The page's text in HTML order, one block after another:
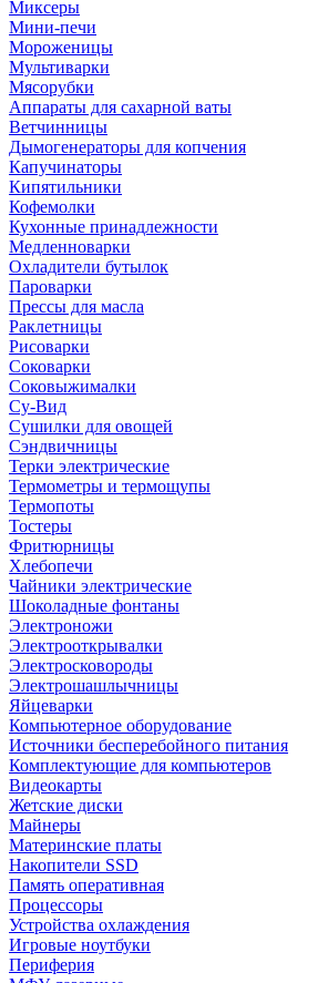
Миксеры
Мини-печи
Мороженицы
Мультиварки
Мясорубки
Аппараты для сахарной ваты
Ветчинницы
Дымогенераторы для копчения
Капучинаторы
Кипятильники
Кофемолки
Кухонные принадлежности
Медленноварки
Охладители бутылок
Пароварки
Прессы для масла
Раклетницы
Рисоварки
Соковарки
Соковыжималки
Су-Вид
Сушилки для овощей
Сэндвичницы
Терки электрические
Термометры и термощупы
Термопоты
Тостеры
Фритюрницы
Хлебопечи
Чайники электрические
Шоколадные фонтаны
Электроножи
Электрооткрывалки
Электросковороды
Электрошашлычницы
Яйцеварки
Компьютерное оборудование
Источники бесперебойного питания
Комплектующие для компьютеров
Видеокарты
Жетские диски
Майнеры
Материнские платы
Накопители SSD
Память оперативная
Процессоры
Устройства охлаждения
Игровые ноутбуки
Периферия